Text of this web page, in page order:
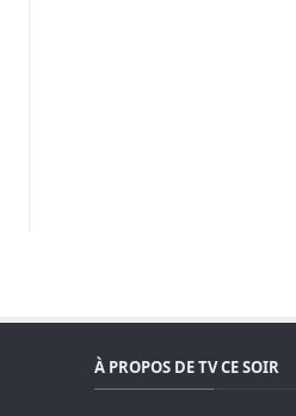
À PROPOS DE TV CE SOIR